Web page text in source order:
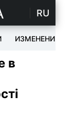
RU
ИЗМЕНЕНИЯ
в